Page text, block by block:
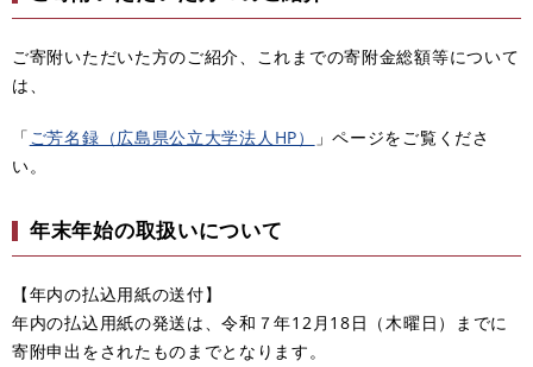
ご寄附いただいた方のご紹介、これまでの寄附金総額等について
は、
「ご芳名録（広島県公立大学法人HP）
」ページをご覧くださ
い。
年末年始の取扱いについて
【年内の払込用紙の送付】
年内の払込用紙の発送は、令和７年12月18日（木曜日）までに
寄附申出をされたものまでとなります。